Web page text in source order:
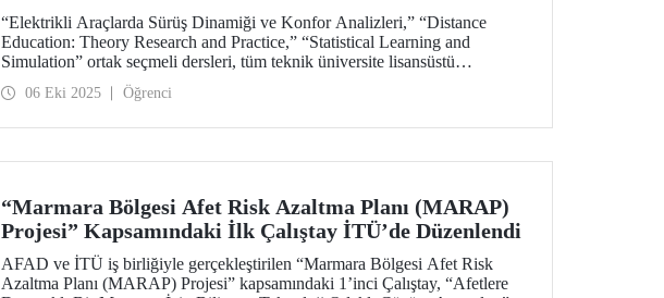
“Elektrikli Araçlarda Sürüş Dinamiği ve Konfor Analizleri,” “Distance
Education: Theory Research and Practice,” “Statistical Learning and
Simulation” ortak seçmeli dersleri, tüm teknik üniversite lisansüstü
öğrencileri için TU11 kapsamında açıldı.
06 Eki 2025 Öğrenci
“Marmara Bölgesi Afet Risk Azaltma Planı (MARAP)
Projesi” Kapsamındaki İlk Çalıştay İTÜ’de Düzenlendi
AFAD ve İTÜ iş birliğiyle gerçekleştirilen “Marmara Bölgesi Afet Risk
Azaltma Planı (MARAP) Projesi” kapsamındaki 1’inci Çalıştay, “Afetlere